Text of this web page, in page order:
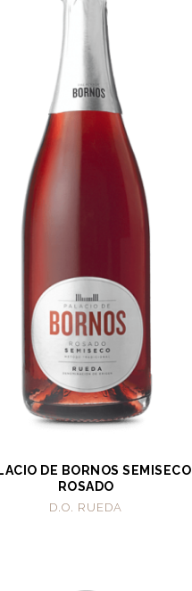
DE BORNOS SEMISECO
ROSADO
D.O. RUEDA